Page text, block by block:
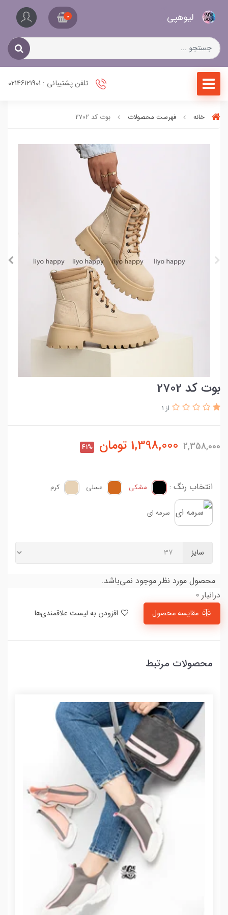
لیو‌هپی 0
تلفن پشتیبانی : 02146121901
خانه فهرست محصولات بوت کد 2702
بوت کد 2702
از 1
2,358,000
1,398,000 تومان 41%
انتخاب رنگ : مشکی عسلی کرم
سرمه ای
سایز
محصول مورد نظر موجود نمی‌باشد.
درانبار 0
مقایسه محصول
محصولات مرتبط